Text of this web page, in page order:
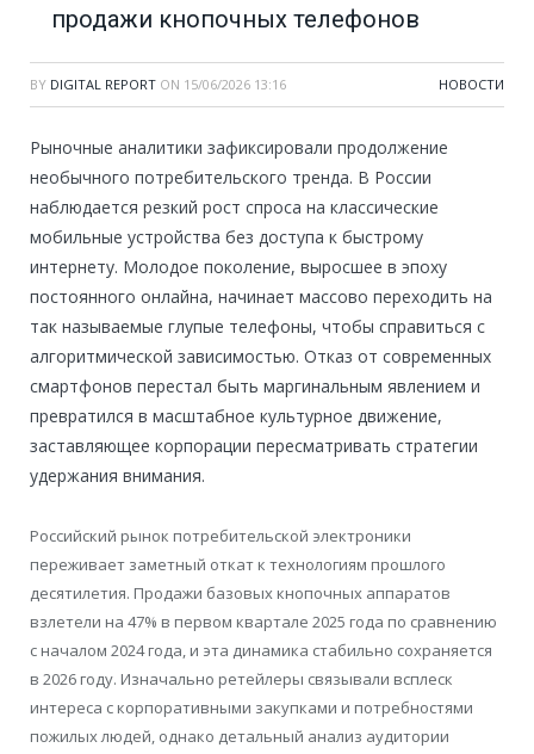
продажи кнопочных телефонов
BY DIGITAL REPORT ON 15/06/2026 13:16 НОВОСТИ
Рыночные аналитики зафиксировали продолжение
необычного потребительского тренда. В России
наблюдается резкий рост спроса на классические
мобильные устройства без доступа к быстрому
интернету. Молодое поколение, выросшее в эпоху
постоянного онлайна, начинает массово переходить на
так называемые глупые телефоны, чтобы справиться с
алгоритмической зависимостью. Отказ от современных
смартфонов перестал быть маргинальным явлением и
превратился в масштабное культурное движение,
заставляющее корпорации пересматривать стратегии
удержания внимания.
Российский рынок потребительской электроники
переживает заметный откат к технологиям прошлого
десятилетия. Продажи базовых кнопочных аппаратов
взлетели на 47% в первом квартале 2025 года по сравнению
с началом 2024 года, и эта динамика стабильно сохраняется
в 2026 году. Изначально ретейлеры связывали всплеск
интереса с корпоративными закупками и потребностями
пожилых людей, однако детальный анализ аудитории